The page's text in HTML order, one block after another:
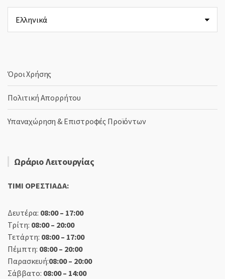
μια
γλώσσα
Όροι Χρήσης
Πολιτική Απορρήτου
Υπαναχώρηση & Επιστροφές Προϊόντων
Ωράριο Λειτουργίας
TIMI ΟΡΕΣΤΙΑΔΑ:
Δευτέρα: 08:00 – 17:00
Τρίτη: 08:00 – 20:00
Τετάρτη: 08:00 – 17:00
Πέμπτη: 08:00 – 20:00
Παρασκευή:08:00 – 20:00
Σάββατο: 08:00 – 14:00